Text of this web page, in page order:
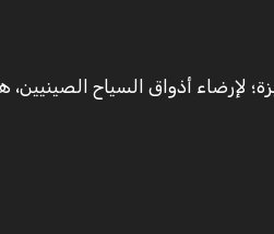
لإرضاء أذواق السياح الصينيين،